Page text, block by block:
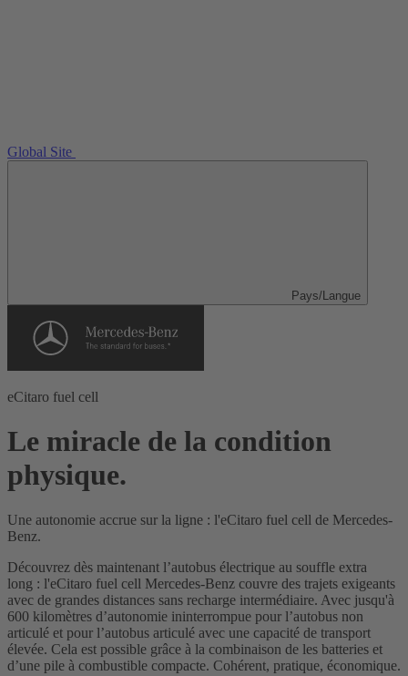
Global Site
Pays/Langue
eCitaro fuel cell
Le miracle de la condition
physique.
Une autonomie accrue sur la ligne : l'eCitaro fuel cell de Mercedes-
Benz.
Découvrez dès maintenant l’autobus électrique au souffle extra
long : l'eCitaro fuel cell Mercedes-Benz couvre des trajets exigeants
avec de grandes distances sans recharge intermédiaire. Avec jusqu'à
600 kilomètres d’autonomie ininterrompue pour l’autobus non
articulé et pour l’autobus articulé avec une capacité de transport
élevée. Cela est possible grâce à la combinaison de les batteries et
d’une pile à combustible compacte. Cohérent, pratique, économique.